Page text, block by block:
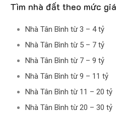
Tìm nhà đất theo mức giá
Nhà Tân Bình từ 3 – 4 tỷ
Nhà Tân Bình từ 5 – 7 tỷ
Nhà Tân Bình từ 7 – 9 tỷ
Nhà Tân Bình từ 9 – 11 tỷ
Nhà Tân Bình từ 11 – 20 tỷ
Nhà Tân Bình từ 20 – 30 tỷ